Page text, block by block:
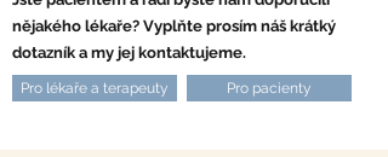
nějakého lékaře? Vyplňte prosím náš krátký
dotazník a my jej kontaktujeme.
Pro lékaře a terapeuty Pro pacienty